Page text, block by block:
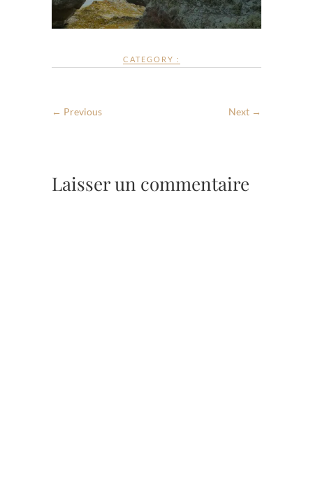
CATEGORY :
← Previous Next →
Laisser un commentaire